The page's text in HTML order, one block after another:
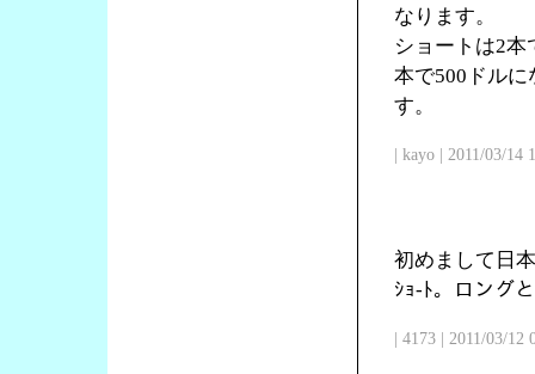
なります。
ショートは2本
本で500ドル
す。
| kayo | 2011/03/14
初めまして日
ｼｮ-ﾄ。ロング
| 4173 | 2011/03/12